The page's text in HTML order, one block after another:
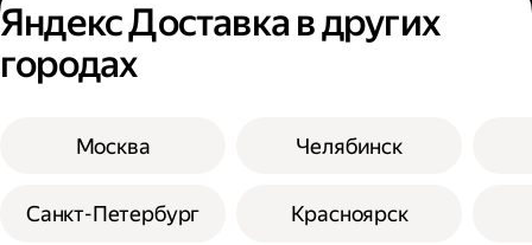
Яндекс Доставка в других
городах
Москва
Санкт-Петербург
Челябинск
Красноярск